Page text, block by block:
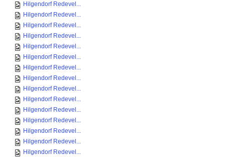
Hilgendorf Redevel...
Hilgendorf Redevel...
Hilgendorf Redevel...
Hilgendorf Redevel...
Hilgendorf Redevel...
Hilgendorf Redevel...
Hilgendorf Redevel...
Hilgendorf Redevel...
Hilgendorf Redevel...
Hilgendorf Redevel...
Hilgendorf Redevel...
Hilgendorf Redevel...
Hilgendorf Redevel...
Hilgendorf Redevel...
Hilgendorf Redevel...